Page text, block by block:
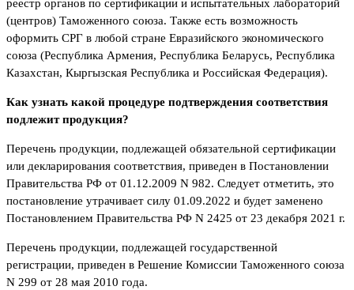
реестр органов по сертификации и испытательных лабораторий
(центров) Таможенного союза. Также есть возможность
оформить СРГ в любой стране Евразийского экономического
союза (Республика Армения, Республика Беларусь, Республика
Казахстан, Кыргызская Республика и Российская Федерация).
Как узнать какой процедуре подтверждения соответствия
подлежит продукция?
Перечень продукции, подлежащей обязательной сертификации
или декларирования соответствия, приведен в Постановлении
Правительства РФ от 01.12.2009 N 982. Следует отметить, это
постановление утрачивает силу 01.09.2022 и будет заменено
Постановлением Правительства РФ N 2425 от 23 декабря 2021 г.
Перечень продукции, подлежащей государственной
регистрации, приведен в Решение Комиссии Таможенного союза
N 299 от 28 мая 2010 года.